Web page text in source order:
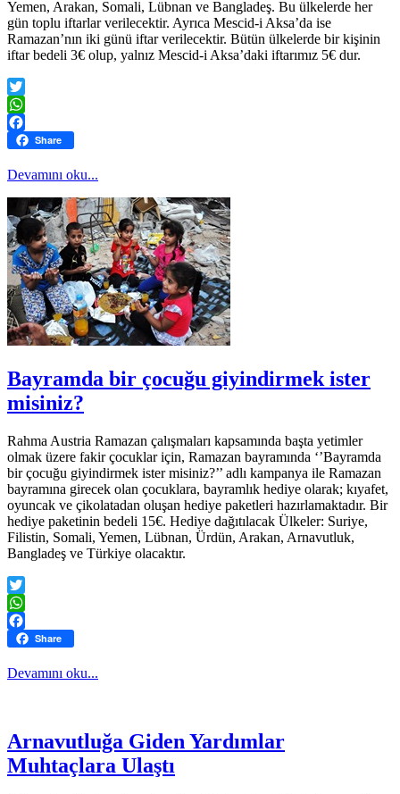
Yemen, Arakan, Somali, Lübnan ve Bangladeş. Bu ülkelerde her
gün toplu iftarlar verilecektir. Ayrıca Mescid-i Aksa’da ise
Ramazan’nın iki günü iftar verilecektir. Bütün ülkelerde bir kişinin
iftar bedeli 3€ olup, yalnız Mescid-i Aksa’daki iftarımız 5€ dur.
Twitter
WhatsApp
Facebook
Share
Devamını oku...
Bayramda bir çocuğu giyindirmek ister
misiniz?
Rahma Austria Ramazan çalışmaları kapsamında başta yetimler
olmak üzere fakir çocuklar için, Ramazan bayramında ‘’Bayramda
bir çocuğu giyindirmek ister misiniz?’’ adlı kampanya ile Ramazan
bayramına girecek olan çocuklara, bayramlık hediye olarak; kıyafet,
oyuncak ve çikolatadan oluşan hediye paketleri hazırlamaktadır. Bir
hediye paketinin bedeli 15€. Hediye dağıtılacak Ülkeler: Suriye,
Filistin, Somali, Yemen, Lübnan, Ürdün, Arakan, Arnavutluk,
Bangladeş ve Türkiye olacaktır.
Twitter
WhatsApp
Facebook
Share
Devamını oku...
Arnavutluğa Giden Yardımlar
Muhtaçlara Ulaştı